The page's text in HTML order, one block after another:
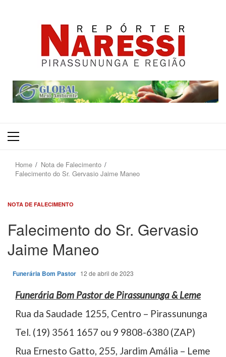
Primary
Home
Nota de Falecimento
Falecimento do Sr. Gervasio Jaime Maneo
NOTA DE FALECIMENTO
Falecimento do Sr. Gervasio
Jaime Maneo
Funerária Bom Pastor 12 de abril de 2023
Funerária Bom Pastor de Pirassununga & Leme
Rua da Saudade 1255, Centro – Pirassununga
Tel. (19) 3561 1657 ou 9 9808-6380 (ZAP)
Rua Ernesto Gatto, 255, Jardim Amália – Leme